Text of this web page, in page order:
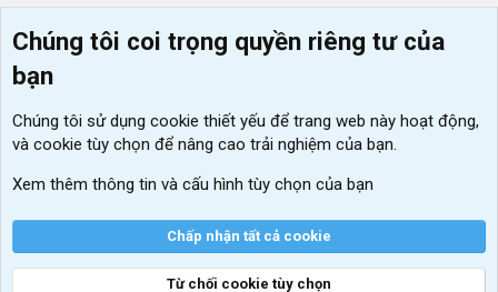
Chúng tôi coi trọng quyền riêng tư của
bạn
Chúng tôi sử dụng cookie thiết yếu để trang web này hoạt động,
và cookie tùy chọn để nâng cao trải nghiệm của bạn.
Xem thêm thông tin và cấu hình tùy chọn của bạn
Chấp nhận tất cả cookie
Từ chối cookie tùy chọn